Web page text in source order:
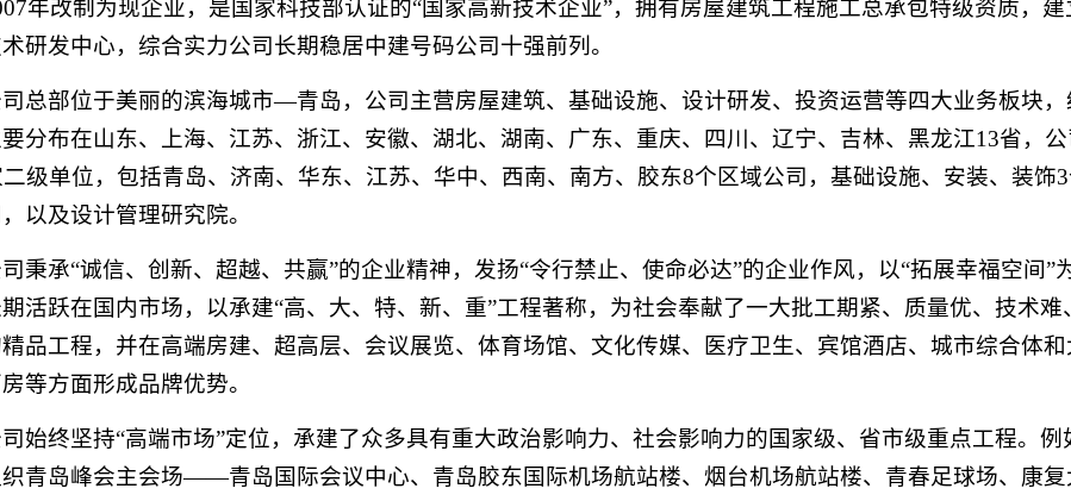
年改制为现企业，是国家科技部认证的“国家高新技术企业”，拥有房屋建筑工程施工总承包特级资质，建
研发中心，综合实力公司长期稳居中建号码公司十强前列。
总部位于美丽的滨海城市—青岛，公司主营房屋建筑、基础设施、设计研发、投资运营等四大业务板块，
要分布在山东、上海、江苏、浙江、安徽、湖北、湖南、广东、重庆、四川、辽宁、吉林、黑龙江13省，
级单位，包括青岛、济南、华东、江苏、华中、西南、南方、胶东8个区域公司，基础设施、安装、装饰
以及设计管理研究院。
秉承“诚信、创新、超越、共赢”的企业精神，发扬“令行禁止、使命必达”的企业作风，以“拓展幸福空间”
活跃在国内市场，以承建“高、大、特、新、重”工程著称，为社会奉献了一大批工期紧、质量优、技术难
品工程，并在高端房建、超高层、会议展览、体育场馆、文化传媒、医疗卫生、宾馆酒店、城市综合体
等方面形成品牌优势。
始终坚持“高端市场”定位，承建了众多具有重大政治影响力、社会影响力的国家级、省市级重点工程。例
青岛峰会主会场——青岛国际会议中心、青岛胶东国际机场航站楼、烟台机场航站楼、青春足球场、康复